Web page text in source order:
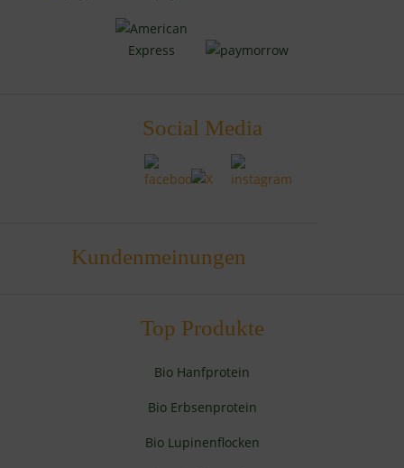
Social Media
Kundenmeinungen
Top Produkte
Bio Hanfprotein
Bio Erbsenprotein
Bio Lupinenflocken